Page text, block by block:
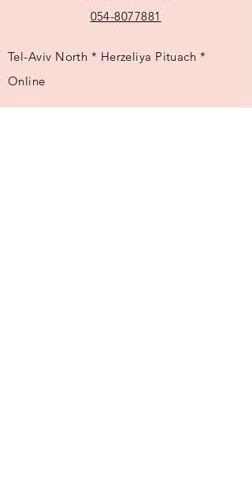
054-8077881
Tel-Aviv North * Herzeliya Pituach *
Online
צפון תל-אביב * הרצליה פיתוח * אונליין